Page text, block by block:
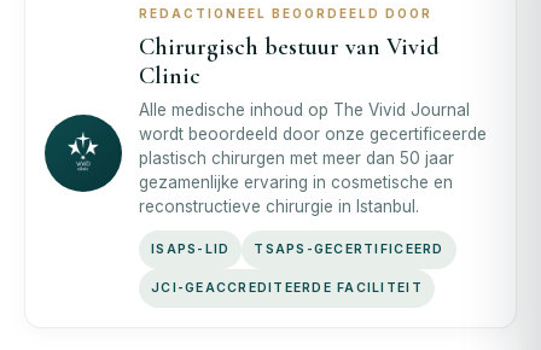
REDACTIONEEL BEOORDEELD DOOR
Chirurgisch bestuur van Vivid
Clinic
Alle medische inhoud op The Vivid Journal
wordt beoordeeld door onze gecertificeerde
plastisch chirurgen met meer dan 50 jaar
gezamenlijke ervaring in cosmetische en
reconstructieve chirurgie in Istanbul.
ISAPS-LID TSAPS-GECERTIFICEERD
JCI-GEACCREDITEERDE FACILITEIT